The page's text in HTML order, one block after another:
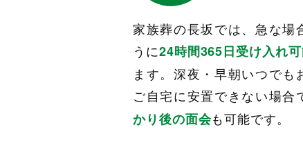
家族葬の長坂では、急な場
うに24時間365日受け入れ
ます。深夜・早朝いつでも
ご自宅に安置できない場合
かり後の面会も可能です。